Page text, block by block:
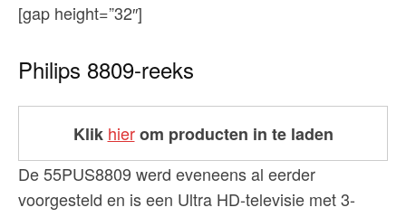
[gap height=”32″]
Philips 8809-reeks
Klik hierom producten in te laden
De 55PUS8809 werd eveneens al eerder
voorgesteld en is een Ultra HD-televisie met 3-